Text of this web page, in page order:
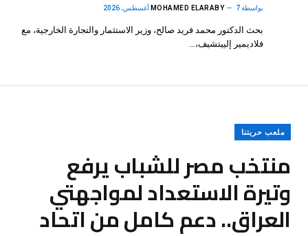
بواسطة MOHAMED ELARABY 7 أغسطس، 2026
بحث الدكتور محمد فريد صالح، وزير الاستثمار والتجارة الخارجية، مع
فلاديمير إلييتشيف،…
ملعب حريتنا
منتخب مصر للشباب يرفع
وتيرة الاستعداد لمواجهتي
العراق.. دعم كامل من اتحاد